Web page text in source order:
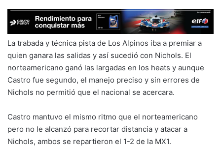
La trabada y técnica pista de Los Alpinos iba a premiar a
quien ganara las salidas y así sucedió con Nichols. El
norteamericano ganó las largadas en los heats y aunque
Castro fue segundo, el manejo preciso y sin errores de
Nichols no permitió que el nacional se acercara.
Castro mantuvo el mismo ritmo que el norteamericano
pero no le alcanzó para recortar distancia y atacar a
Nichols, ambos se repartieron el 1-2 de la MX1.